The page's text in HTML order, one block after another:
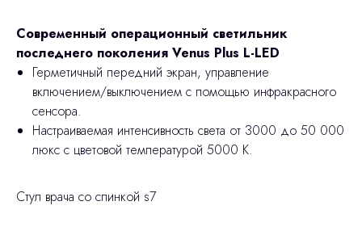
Современный операционный светильник
последнего поколения Venus Plus L-LED
Герметичный передний экран, управление
включением/выключением с помощью инфракрасного
сенсора.
Настраиваемая интенсивность света от 3000 до 50 000
люкс с цветовой температурой 5000 K.
Стул врача со спинкой s7